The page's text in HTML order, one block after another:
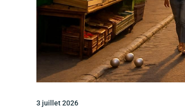
3 juillet 2026